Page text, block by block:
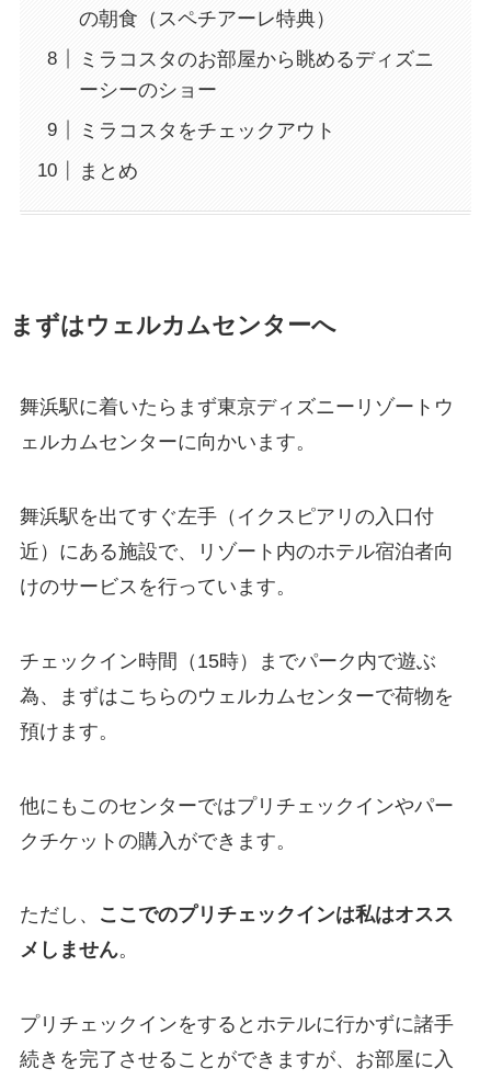
の朝食（スペチアーレ特典）
ミラコスタのお部屋から眺めるディズニ
ーシーのショー
ミラコスタをチェックアウト
まとめ
まずはウェルカムセンターへ
舞浜駅に着いたらまず東京ディズニーリゾートウ
ェルカムセンターに向かいます。
舞浜駅を出てすぐ左手（イクスピアリの入口付
近）にある施設で、リゾート内のホテル宿泊者向
けのサービスを行っています。
チェックイン時間（15時）までパーク内で遊ぶ
為、まずはこちらのウェルカムセンターで荷物を
預けます。
他にもこのセンターではプリチェックインやパー
クチケットの購入 ができます。
ただし、
ここでのプリチェックインは私はオスス
メしません。
プリチェックインをするとホテルに行かずに諸手
続きを完了させることができますが、 お部屋に入